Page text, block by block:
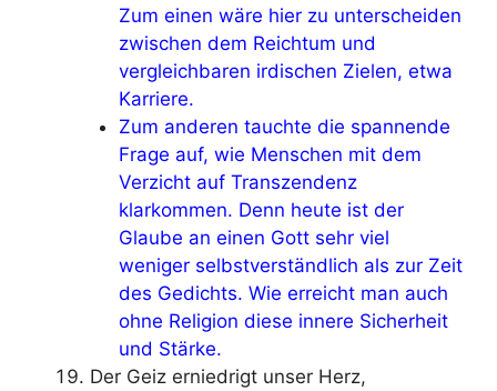
Zum einen wäre hier zu unterscheiden
zwischen dem Reichtum und
vergleichbaren irdischen Zielen, etwa
Karriere.
Zum anderen tauchte die spannende
Frage auf, wie Menschen mit dem
Verzicht auf Transzendenz
klarkommen. Denn heute ist der
Glaube an einen Gott sehr viel
weniger selbstverständlich als zur Zeit
des Gedichts. Wie erreicht man auch
ohne Religion diese innere Sicherheit
und Stärke.
Der Geiz erniedrigt unser Herz,